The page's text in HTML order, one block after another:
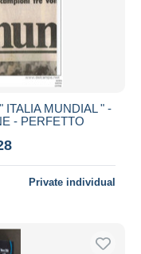
ITALIA MUNDIAL " -
- PERFETTO
Private individual